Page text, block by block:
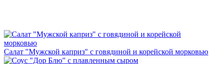
Салат "Мужской каприз" с говядиной и корейской морковью